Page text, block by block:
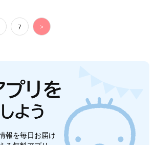
7 >
報を毎日お届け